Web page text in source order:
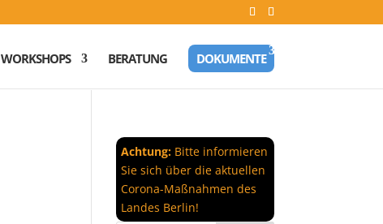
WORKSHOPS BERATUNG DOKUMENTE
Achtung: Bitte informieren
Sie sich über die aktuellen
Corona-Maßnahmen des
Landes Berlin!